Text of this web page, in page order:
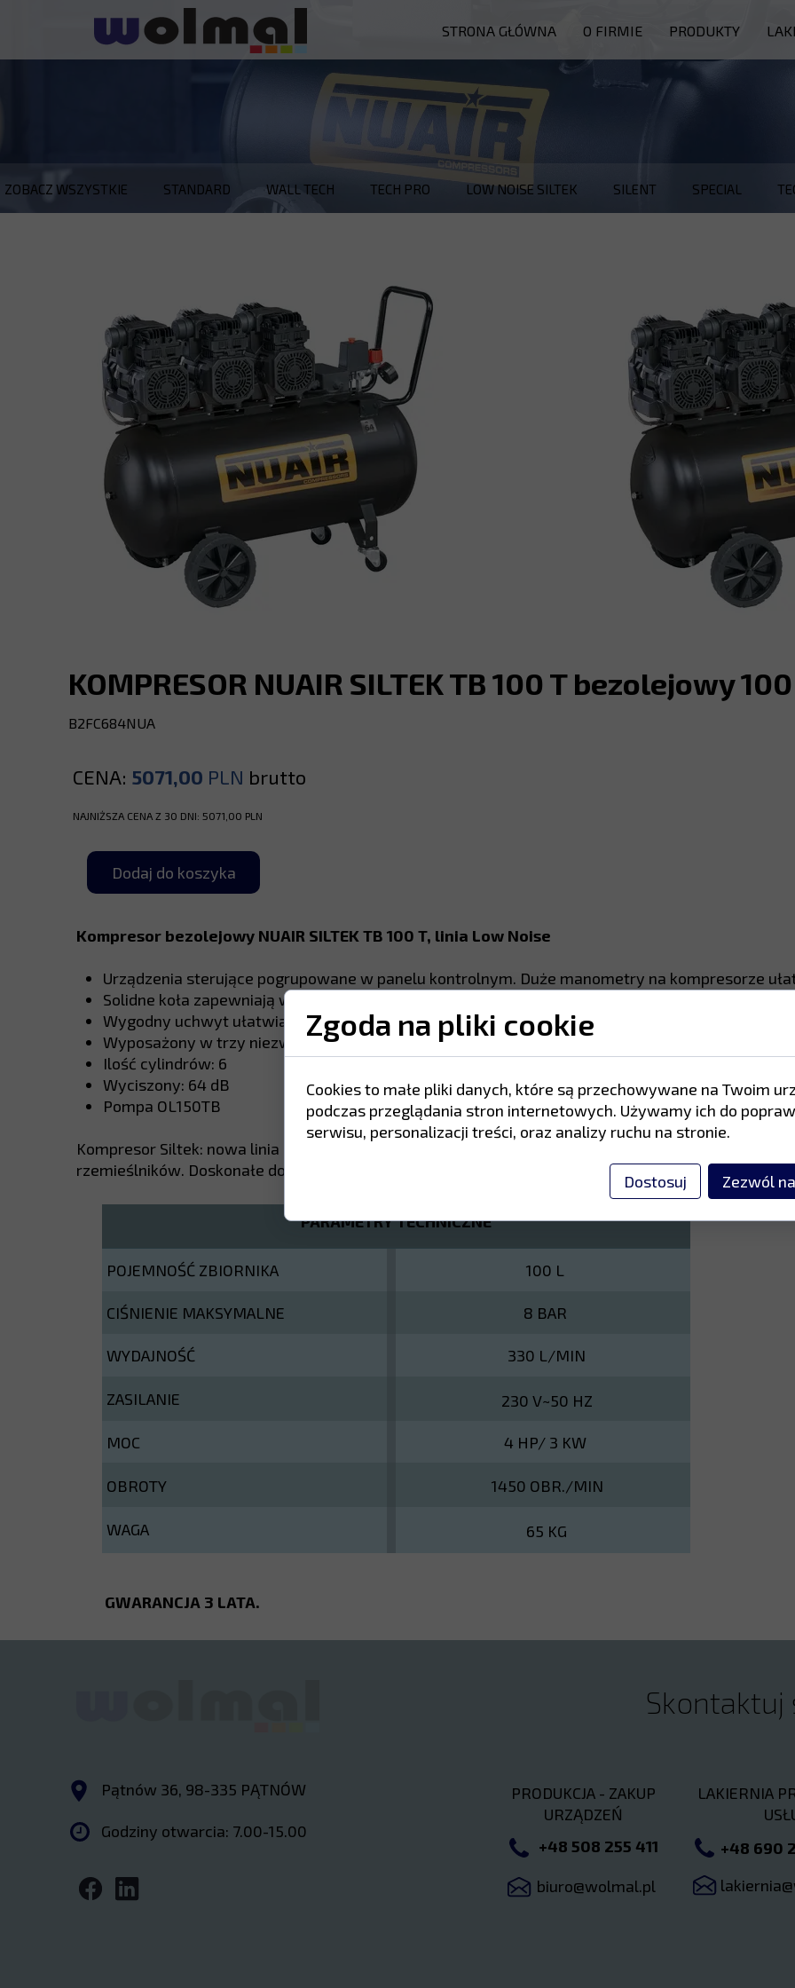
STRONA GŁÓWNA O FIRMIE PRODUKTY
PIECE
INNE
ZOBACZ WSZYSTKIE STANDARD WALL TECH TECH PRO LOW NOISE SILTEK SILENT SPECIAL
Dodaj do koszyka
B2FC684NUA
Kompresor bezolejowy NUAIR SILTEK TB 100 T, linia Low Noise
Urządzenia sterujące pogrupowane w panelu kontrolnym. Duże manometry na kompresorze
Solidne koła zapewniają większą stabilność i łatwiejsze przemieszczanie.
Wygodny uchwyt ułatwiający transport
Wyposażony w trzy niezwykle ciche pompy, odpowiednie do intensywnego użytkowania.
Ilość cylindrów: 6
Wyciszony: 64 dB
Pompa OL150TB
Kompresor Siltek: nowa linia niezwykle cichych kompresorów tłokowych, zaprojektowanych i
rzemieślników. Doskonałe do wszystkich zastosowań wymagających niskiego poziomu hałasu.
65 KG
1450 OBR./MIN
4 HP/ 3 KW
230 V~50 HZ
330 L/MIN
8 BAR
WAGA
OBROTY
MOC
ZASILANIE
CIŚNIENIE MAKSYMALNE
PARAMETRY TECHNICZNE
WYDAJNOŚĆ
100 L
POJEMNOŚĆ ZBIORNIKA
KOMPRESOR NUAIR SILTEK TB 100 T bezolejowy
CENA: 5071,00 PLN brutto
NAJNIŻSZA CENA Z 30 DNI: 5071,00 PLN
GWARANCJA 3 LATA.
Pątnów 36, 98-335 PĄTNÓW
Godziny otwarcia: 7.00-15.00
PRODUKCJA - ZAKUP
URZĄDZEŃ
+48 508 255 411
biuro@wolmal.pl
LAKIERNIA
+48 690
Skontaktuj
Zgoda na pliki cookie
Cookies to małe pliki danych, które są przechowywane na Twoim
podczas przeglądania stron internetowych. Używamy ich do
serwisu, personalizacji treści, oraz analizy ruchu na stronie.
Dostosuj Zezwól